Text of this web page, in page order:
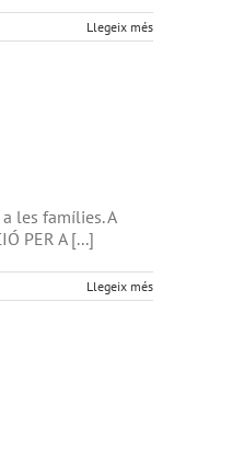
Llegeix més
les famílies. A
PER A [...]
Llegeix més